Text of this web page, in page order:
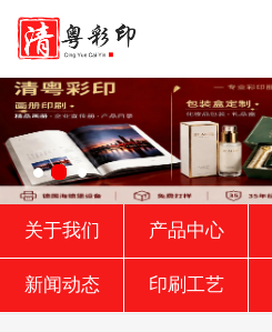
关于我们 产品中心
新闻动态 印刷工艺